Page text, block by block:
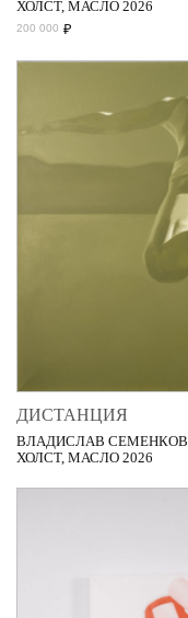
ХОЛСТ, МАСЛО 2026
200 000 ₽
ДИСТАНЦИЯ
ВЛАДИСЛАВ СЕМЕНКОВ
ХОЛСТ, МАСЛО 2026